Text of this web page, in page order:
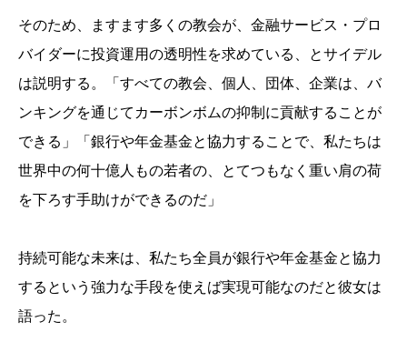
そのため、ますます多くの教会が、金融サービス・プロ
バイダーに投資運用の透明性を求めている、とサイデル
は説明する。「すべての教会、個人、団体、企業は、バ
ンキングを通じてカーボンボムの抑制に貢献することが
できる」「銀行や年金基金と協力することで、私たちは
世界中の何十億人もの若者の、とてつもなく重い肩の荷
を下ろす手助けができるのだ」
持続可能な未来は、私たち全員が銀行や年金基金と協力
するという強力な手段を使えば実現可能なのだと彼女は
語った。